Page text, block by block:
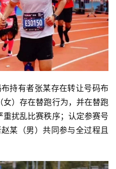
持有者张某存在转让号码布
）存在替跑行为，并在替跑
扰乱比赛秩序；认定参赛号
某（男）共同参与全过程且